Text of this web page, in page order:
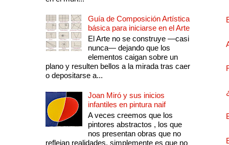
Guía de Composición Artística
básica para iniciarse en el Arte
El Arte no se construye —casi
nunca— dejando que los
elementos caigan sobre un
plano y resulten bellos a la mirada tras caer
o depositarse a...
Joan Miró y sus inicios
infantiles en pintura naif
A veces creemos que los
pintores abstractos , los que
nos presentan obras que no
reflejan realidades, simplemente es que no